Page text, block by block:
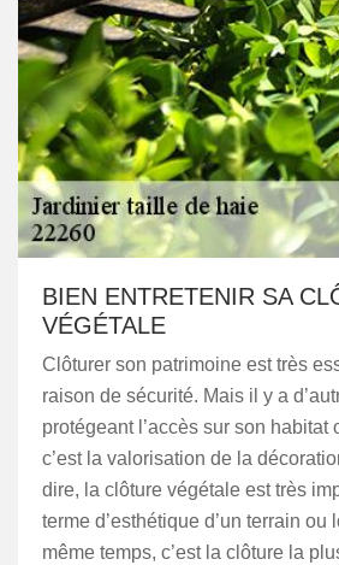
BIEN ENTRETENIR SA
VÉGÉTALE
Clôturer son patrimoine est très
raison de sécurité. Mais il y a
protégeant l’accès sur son habitat
c’est la valorisation de la
dire, la clôture végétale est très
terme d’esthétique d’un terrain ou
même temps, c’est la clôture la